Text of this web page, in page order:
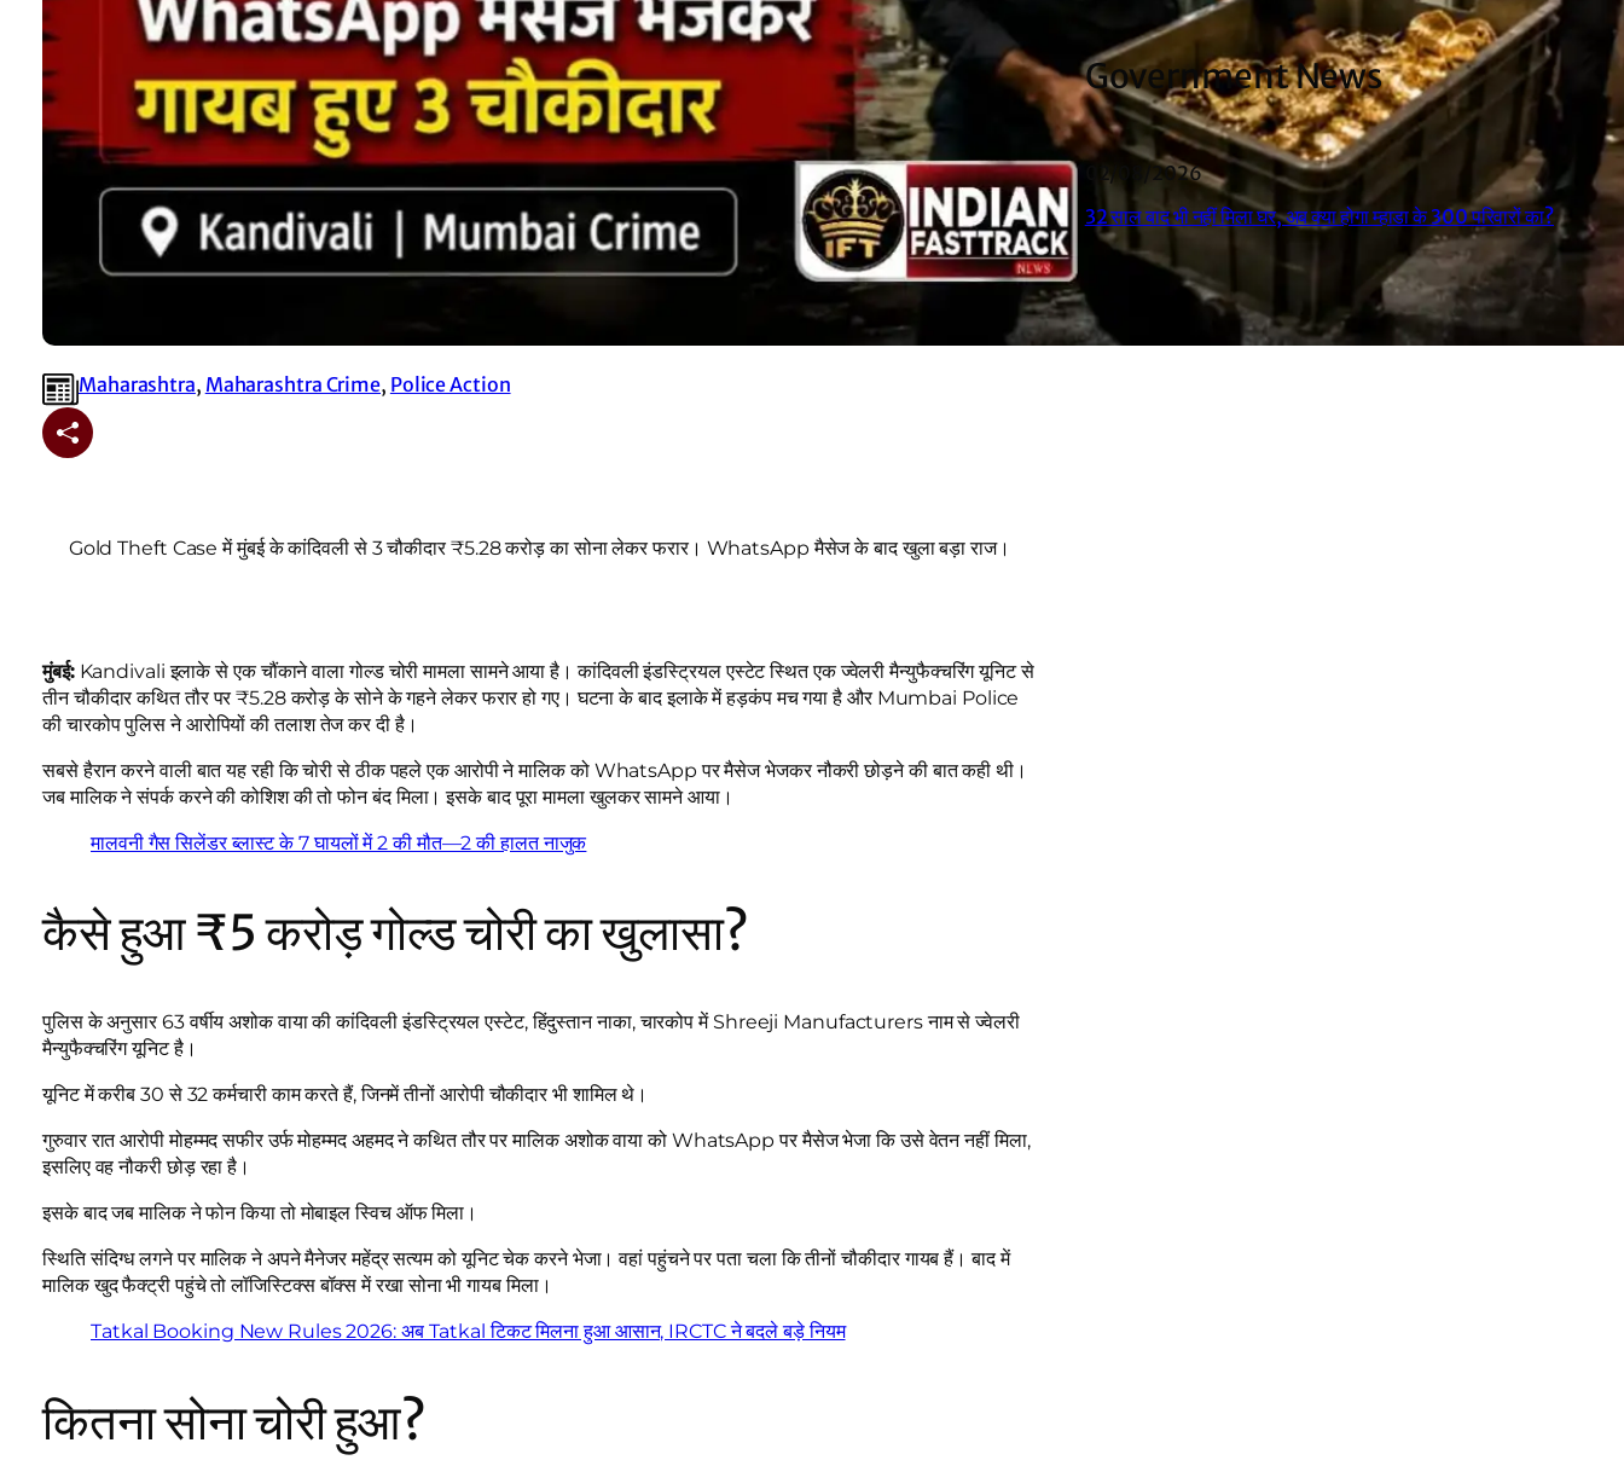
Maharashtra, Maharashtra Crime, Police Action
Gold Theft Case में मुंबई के कांदिवली से 3 चौकीदार ₹5.28 करोड़ का सोना लेकर फरार। WhatsApp मैसेज के बाद खुला बड़ा राज।
मुंबई:Kandivali इलाके से एक चौंकाने वाला गोल्ड चोरी मामला सामने आया है। कांदिवली इंडस्ट्रियल एस्टेट स्थित एक ज्वेलरी मैन्युफैक्चरिंग यूनिट से
तीन चौकीदार कथित तौर पर ₹5.28 करोड़ के सोने के गहने लेकर फरार हो गए। घटना के बाद इलाके में हड़कंप मच गया है और Mumbai Police
की चारकोप पुलिस ने आरोपियों की तलाश तेज कर दी है।
सबसे हैरान करने वाली बात यह रही कि चोरी से ठीक पहले एक आरोपी ने मालिक को WhatsApp पर मैसेज भेजकर नौकरी छोड़ने की बात कही थी।
जब मालिक ने संपर्क करने की कोशिश की तो फोन बंद मिला। इसके बाद पूरा मामला खुलकर सामने आया।
मालवनी गैस सिलेंडर ब्लास्ट के 7 घायलों में 2 की मौत—2 की हालत नाजुक
कैसे हुआ ₹5 करोड़ गोल्ड चोरी का खुलासा?
पुलिस के अनुसार 63 वर्षीय अशोक वाया की कांदिवली इंडस्ट्रियल एस्टेट, हिंदुस्तान नाका, चारकोप में Shreeji Manufacturers नाम से ज्वेलरी
मैन्युफैक्चरिंग यूनिट है।
यूनिट में करीब 30 से 32 कर्मचारी काम करते हैं, जिनमें तीनों आरोपी चौकीदार भी शामिल थे।
गुरुवार रात आरोपी मोहम्मद सफीर उर्फ मोहम्मद अहमद ने कथित तौर पर मालिक अशोक वाया को WhatsApp पर मैसेज भेजा कि उसे वेतन नहीं मिला,
इसलिए वह नौकरी छोड़ रहा है।
इसके बाद जब मालिक ने फोन किया तो मोबाइल स्विच ऑफ मिला।
स्थिति संदिग्ध लगने पर मालिक ने अपने मैनेजर महेंद्र सत्यम को यूनिट चेक करने भेजा। वहां पहुंचने पर पता चला कि तीनों चौकीदार गायब हैं। बाद में
मालिक खुद फैक्ट्री पहुंचे तो लॉजिस्टिक्स बॉक्स में रखा सोना भी गायब मिला।
Tatkal Booking New Rules 2026: अब Tatkal टिकट मिलना हुआ आसान, IRCTC ने बदले बड़े नियम
कितना सोना चोरी हुआ?
Government News
02/08/2026
32 साल बाद भी नहीं मिला घर, अब क्या होगा म्हाडा के 300 परिवारों का?